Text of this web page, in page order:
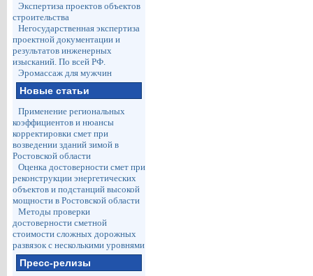
Экспертиза проектов объектов
строительства
Негосударственная экспертиза
проектной документации и
результатов инженерных
изысканий. По всей РФ.
Эромассаж для мужчин
Новые статьи
Применение региональных
коэффициентов и нюансы
корректировки смет при
возведении зданий зимой в
Ростовской области
Оценка достоверности смет при
реконструкции энергетических
объектов и подстанций высокой
мощности в Ростовской области
Методы проверки
достоверности сметной
стоимости сложных дорожных
развязок с несколькими уровнями
Пресс-релизы